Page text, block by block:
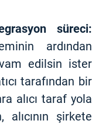
süreci:
ardından
edilsin ister
tarafından bir
alıcı taraf yola
şirkete